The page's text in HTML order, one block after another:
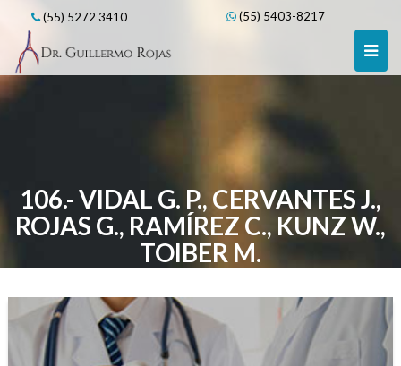
content
(55) 5272 3410 (55) 5403-8217
106.- VIDAL G. P., CERVANTES J.,
ROJAS G., RAMÍREZ C., KUNZ W.,
TOIBER M.